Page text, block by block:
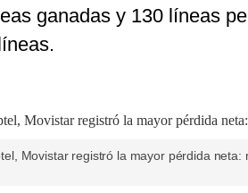
ganadas y 130 líneas
Movistar registró la mayor pérdida neta: